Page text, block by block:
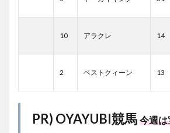
10 アラクレ 14
2 ベストクィーン 13
PR) OYAYUBI競馬 今週は